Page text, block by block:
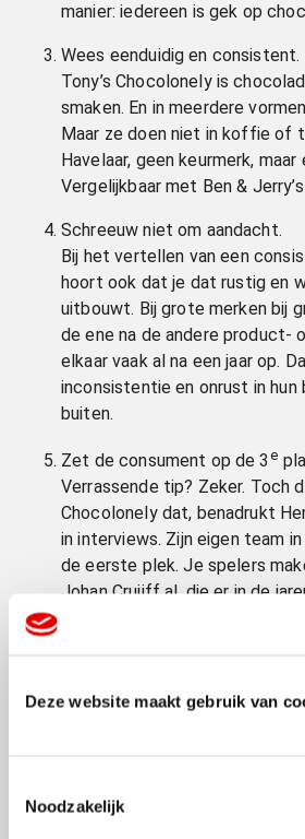
Deze website maakt gebruik van
Noodzakelijk
manier: iedereen is gek op
Wees eenduidig en consistent.
Tony’s Chocolonely is
smaken. En in meerdere
Maar ze doen niet in koffie of
Havelaar, geen keurmerk, maar
Vergelijkbaar met Ben &
Schreeuw niet om aandacht.
Bij het vertellen van een
hoort ook dat je dat rustig en
uitbouwt. Bij grote merken bij
de ene na de andere product-
elkaar vaak al na een jaar op.
inconsistentie en onrust in hun
buiten.
Zet de consument op de 3 e
Verrassende tip? Zeker. Toch
Chocolonely dat, benadrukt
in interviews. Zijn eigen team
de eerste plek. Je spelers
Johan Cruijff al, die er in de
voetballers even veel en later
verdienen dan bestuurders en
moet krijgen. En de consument
Zet je team voorop.